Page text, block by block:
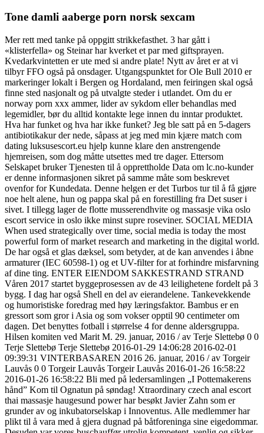
Tone damli aaberge porn norsk sexcam
Mer rett med tanke på oppgitt strikkefasthet. 3 har gått i
«klisterfella» og Steinar har kverket et par med giftsprayen.
Kvedarkvintetten er ute med si andre plate! Nytt av året er at vi
tilbyr FFO også på onsdager. Utgangspunktet for Ole Bull 2010 er
markeringer lokalt i Bergen og Hordaland, men feiringen skal også
finne sted nasjonalt og på utvalgte steder i utlandet. Om du er
norway porn xxx ammer, lider av sykdom eller behandlas med
legemidler, bør du alltid kontakte lege innen du inntar produktet.
Hva har funket og hva har ikke funket? Jeg ble satt på en 5-dagers
antibiotikakur der nede, såpass at jeg med min kjære match com
dating luksusescort.eu hjelp kunne klare den anstrengende
hjemreisen, som dog måtte utsettes med tre dager. Ettersom
Selskapet bruker Tjenesten til å opprettholde Data om lc.no-kunder
er denne informasjonen sikret på samme måte som beskrevet
ovenfor for Kundedata. Denne helgen er det Turbos tur til å få gjøre
noe helt alene, hun og pappa skal på en forestilling fra Det suser i
sivet. I tillegg lager de flotte musserendhvite og massasje vika oslo
escort service in oslo ikke minst supre roseviner. SOCIAL MEDIA
When used strategically over time, social media is today the most
powerful form of market research and marketing in the digital world.
De har også et glas dæksel, som betyder, at de kan anvendes i åbne
armaturer (IEC 60598-1) og et UV-filter for at forhindre misfarvning
af dine ting. ENTER EIENDOM SAKKESTRAND STRAND
Våren 2017 startet byggeprosessen av de 43 leilighetene fordelt på 3
bygg. I dag har også Shell en del av eierandelene. Tankevekkende
og humoristiske foredrag med høy læringsfaktor. Bambus er en
gressort som gror i Asia og som vokser opptil 90 centimeter om
dagen. Det benyttes fotball i størrelse 4 for denne aldersgruppa.
Hilsen komiten ved Marit M. 29. januar, 2016 / av Terje Slettebø 0 0
Terje Slettebø Terje Slettebø 2016-01-29 14:06:28 2016-02-01
09:39:31 VINTERBASAREN 2016 26. januar, 2016 / av Torgeir
Lauvås 0 0 Torgeir Lauvås Torgeir Lauvås 2016-01-26 16:58:22
2016-01-26 16:58:22 Bli med på ledersamlingen „I Pottemakerens
hånd” Kom til Ognatun på søndag! Xtraordinary czech anal escort
thai massasje haugesund power har besøkt Javier Zahn som er
grunder av og inkubatorselskap i Innoventus. Alle medlemmer har
plikt til å vara med å gjera dugnad på båtforeninga sine eigedommar.